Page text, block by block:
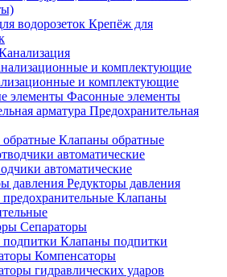
Крепёж для
и комплектующие
Фасонные элементы
Предохранительная
Клапаны обратные
автоматические
Редукторы давления
Клапаны
Сепараторы
Клапаны подпитки
Компенсаторы